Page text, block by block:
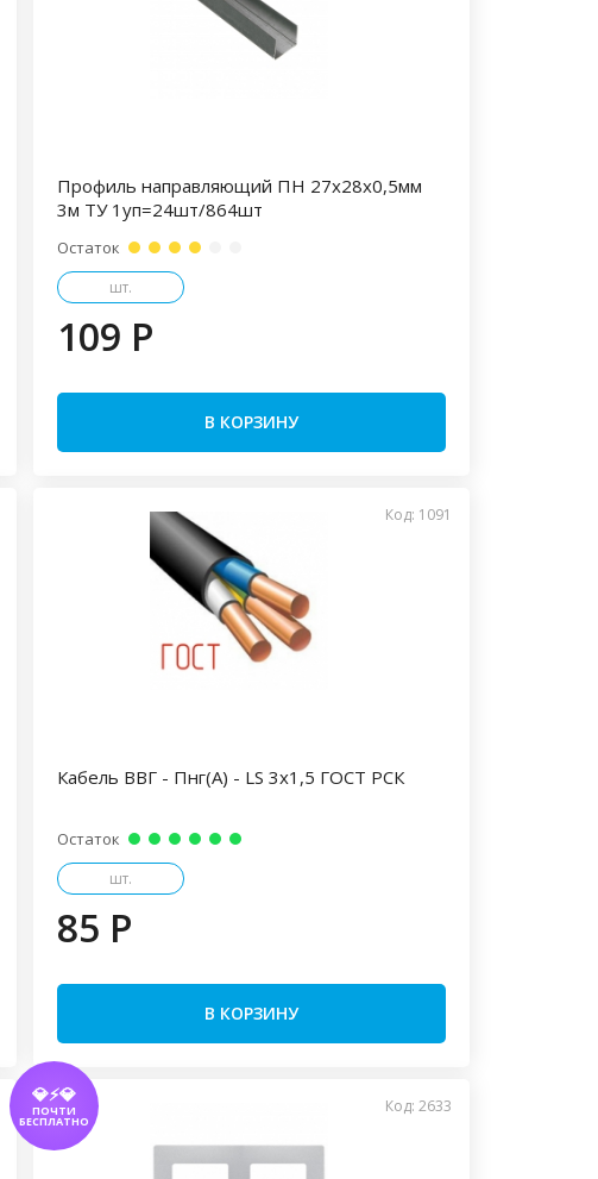
Профиль направляющий ПН 27х28х0,5мм
3м ТУ 1уп=24шт/864шт
Остаток
шт.
109 P
В КОРЗИНУ
Код: 1091
Кабель ВВГ - Пнг(А) - LS 3х1,5 ГОСТ РСК
Остаток
шт.
85 P
В КОРЗИНУ
💎⚡💎
ПОЧТИ
БЕСПЛАТНО
Код: 2633